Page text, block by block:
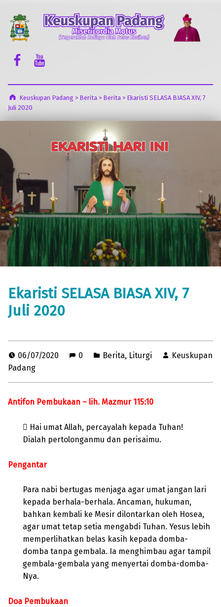
Facebook Komsos
Youtube Komsos
Keuskupan Padang > Berita> Berita> Ekaristi SELASA BIASA XIV, 7
Juli 2020
Ekaristi SELASA BIASA XIV, 7
Juli 2020
06/07/2020 0 Berita, Liturgi
Keuskupan
Padang
Antifon Pembukaan – lih. Mazmur 115:10
 Hai umat Allah, percayalah kepada Tuhan!
Dialah pertolonganmu dan perisaimu.
Pengantar
Para nabi bertugas menjaga agar umat jangan lari
kepada berhala-berhala. Ancaman, hukuman,
bahkan kembali ke Mesir dilontarkan oleh Hosea,
agar umat tetap setia mengabdi Tuhan. Yesus lebih
memperlihatkan belas kasih kepada domba-
domba tanpa gembala. Ia menghimbau agar tampil
gembala-gembala yang menyertai domba-domba-
Nya.
Doa Pembukaan